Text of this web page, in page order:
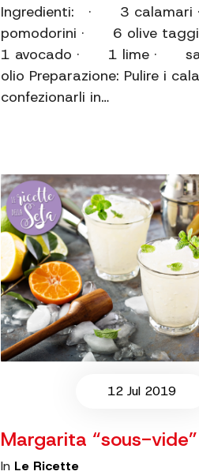
Ingredienti: · 3
pomodorini · 6 olive
1 avocado · 1 lime ·
olio Preparazione: Pulire i
confezionarli in…
12 Jul 2019
Margarita “sous-vide”
In Le Ricette